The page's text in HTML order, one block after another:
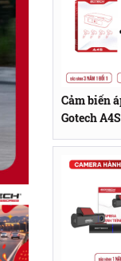
Cảm biến
Gotech A4S